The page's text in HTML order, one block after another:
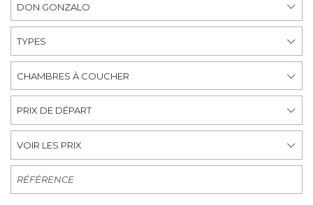
DON GONZALO
TYPES
CHAMBRES À COUCHER
PRIX DE DÉPART
VOIR LES PRIX